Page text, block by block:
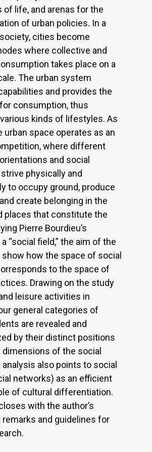
of life, and arenas for the
of urban policies. In a
cities become
where collective and
takes place on a
The urban system
and provides the
consumption, thus
kinds of lifestyles. As
urban space operates as an
where different
and social
physically and
to occupy ground, produce
create belonging in the
places that constitute the
Pierre Bourdieu’s
“social field,” the aim of the
how the space of social
to the space of
Drawing on the study
leisure activities in
general categories of
are revealed and
by their distinct positions
of the social
analysis also points to social
networks) as an efficient
of cultural differentiation.
with the author’s
and guidelines for